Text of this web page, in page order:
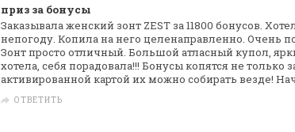
приз за бонусы
Заказывала женский зонт ZEST за 11800 бонусов.
непогоду. Копила нанего целенаправленно. Очень
Зонт просто отличный. Большой атласный купол,
хотела, себя порадовала!!! Бонусы копятся не только
активированной картой их можно собирать везде!
ОТВЕТИТЬ